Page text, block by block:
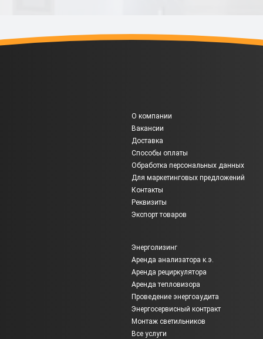
О компании
Вакансии
Доставка
Способы оплаты
Обработка персональных данных
Для маркетинговых предложений
Контакты
Реквизиты
Экспорт товаров
Энерголизинг
Аренда анализатора к.э.
Аренда рециркулятора
Аренда тепловизора
Проведение энергоаудита
Энергосервисный контракт
Монтаж светильников
Все услуги